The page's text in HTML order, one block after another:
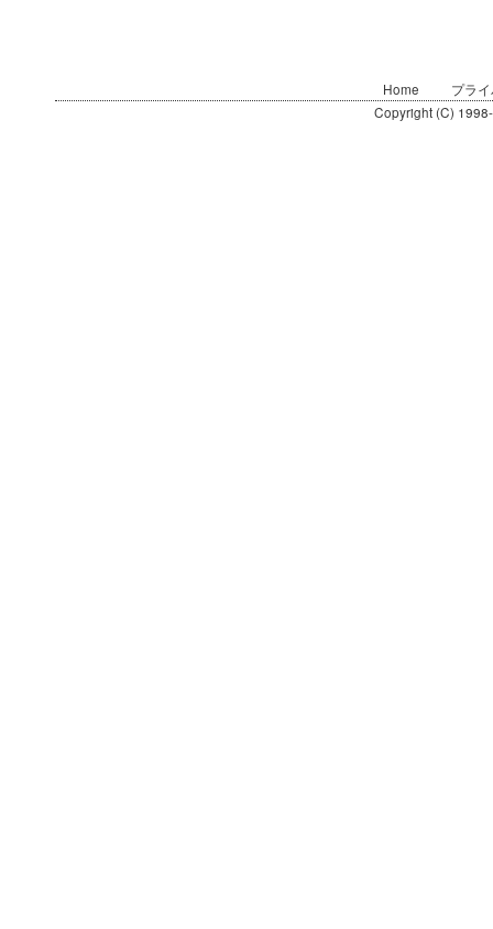
Home
プラ
Copyright (C)